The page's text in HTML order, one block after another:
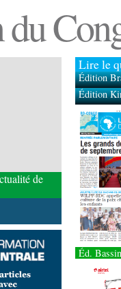
du
de
Lire le
Édition
Édition
Éd.